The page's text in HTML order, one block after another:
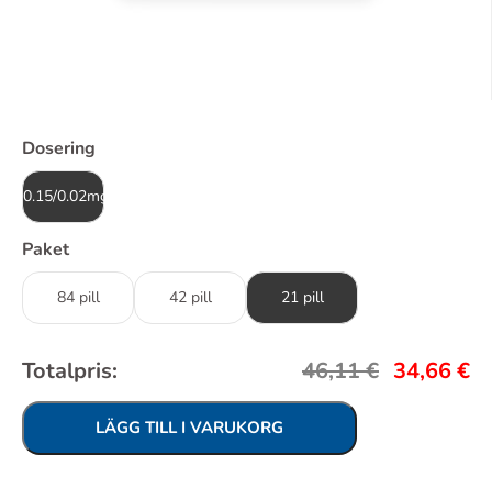
Dosering
0.15/0.02mg
Paket
84 pill 42 pill 21 pill
Totalpris: 46,11€ 34,66€
LÄGG TILL I VARUKORG